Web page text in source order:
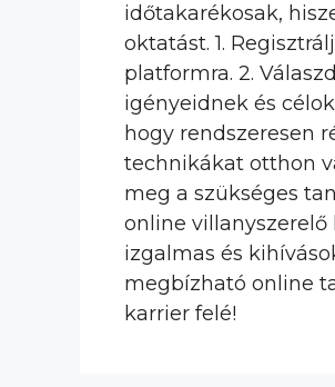
időtakarékosak,
oktatást. 1.
platformra. 2.
igényeidnek és
hogy rendszeresen
technikákat otthon
meg a szükséges
online
izgalmas és
megbízható online
karrier felé!